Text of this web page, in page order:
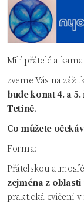
Milí přátelé a
zveme Vás na
bude konat 4. a
Tetíně.
Co můžete
Forma:
Přátelskou
zejména z
praktická cvičení